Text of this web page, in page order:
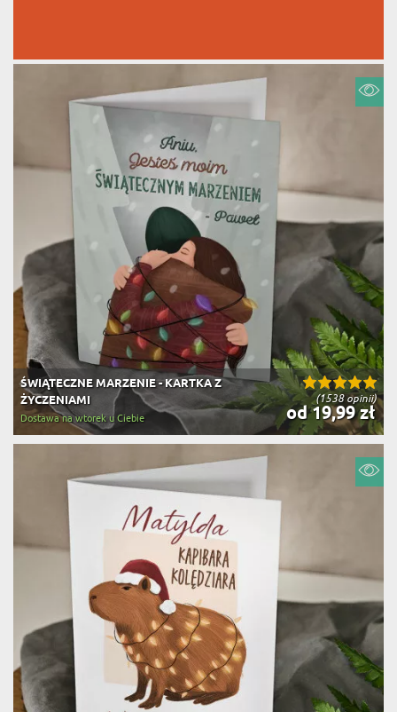
(1538 opinii)
ŚWIĄTECZNE MARZENIE - KARTKA Z
ŻYCZENIAMI
od 19,99 zł
Dostawa na wtorek u Ciebie